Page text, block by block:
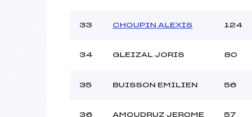
33 CHOUPIN ALEXIS 124
34 GLEIZAL JORIS 80
35 BUISSON EMILIEN 56
36 AMOUDRUZ JEROME 57